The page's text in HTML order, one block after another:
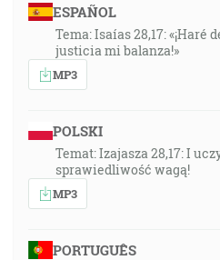
ESPAÑOL
Tema: Isaías 28,17: «¡Haré
justicia mi balanza!»
MP3
POLSKI
Temat: Izajasza 28,17: I
sprawiedliwość wagą!
MP3
PORTUGUÊS